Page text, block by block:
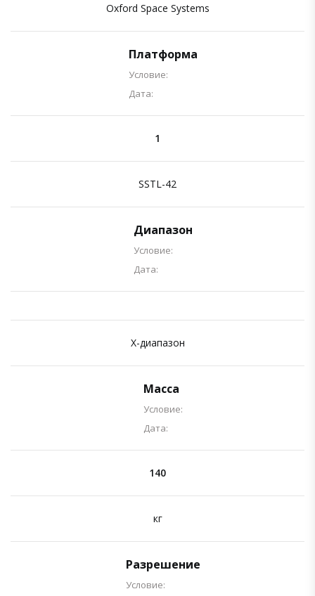
Oxford Space Systems
Платформа
Условие:
Дата:
1
SSTL-42
Диапазон
Условие:
Дата:
X-диапазон
Масса
Условие:
Дата:
140
кг
Разрешение
Условие: